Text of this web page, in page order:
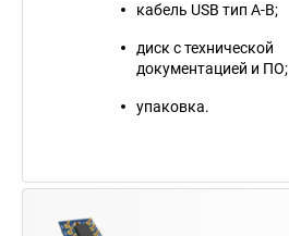
кабель USB тип A-B;
диск с технической
документацией и ПО;
упаковка.